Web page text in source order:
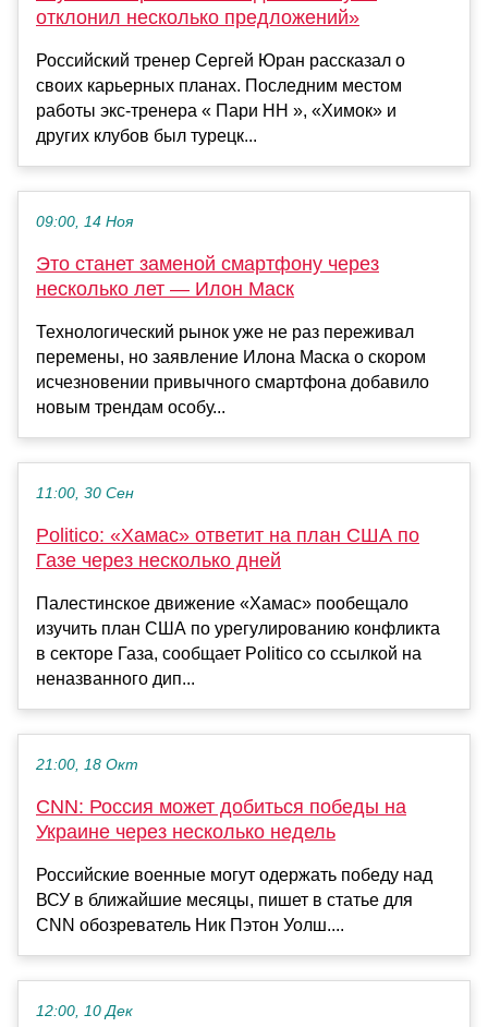
отклонил несколько предложений»
Российский тренер Сергей Юран рассказал о
своих карьерных планах. Последним местом
работы экс-тренера « Пари НН », «Химок» и
других клубов был турецк...
09:00, 14 Ноя
Это станет заменой смартфону через
несколько лет — Илон Маск
Технологический рынок уже не раз переживал
перемены, но заявление Илона Маска о скором
исчезновении привычного смартфона добавило
новым трендам особу...
11:00, 30 Сен
Politico: «Хамас» ответит на план США по
Газе через несколько дней
Палестинское движение «Хамас» пообещало
изучить план США по урегулированию конфликта
в секторе Газа, сообщает Politico со ссылкой на
неназванного дип...
21:00, 18 Окт
CNN: Россия может добиться победы на
Украине через несколько недель
Российские военные могут одержать победу над
ВСУ в ближайшие месяцы, пишет в статье для
CNN обозреватель Ник Пэтон Уолш....
12:00, 10 Дек